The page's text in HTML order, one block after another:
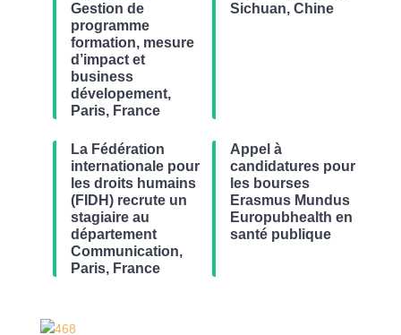
Gestion de
programme
formation, mesure
d’impact et
business
dévelopement,
Paris, France
Sichuan, Chine
La Fédération
internationale pour
les droits humains
(FIDH) recrute un
stagiaire au
département
Communication,
Paris, France
Appel à
candidatures pour
les bourses
Erasmus Mundus
Europubhealth en
santé publique